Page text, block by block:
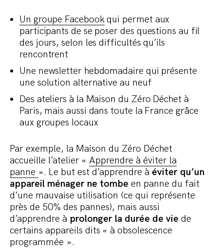
Un groupe Facebookqui permet aux
participants de se poser des questions au fil
des jours, selon les difficultés qu’ils
rencontrent
Une newsletter hebdomadaire qui présente
une solution alternative au neuf
Des ateliers à la Maison du Zéro Déchet à
Paris, mais aussi dans toute la France grâce
aux groupes locaux
Par exemple, la Maison du Zéro Déchet
accueille l’atelier « Apprendre à éviter la
panne ». Le but est d’apprendre à éviter qu’un
appareil ménager ne tombe en panne du fait
d’une mauvaise utilisation (ce qui représente
près de 50% des pannes), mais aussi
d’apprendre à prolonger la durée de vie de
certains appareils dits « à obsolescence
programmée ».